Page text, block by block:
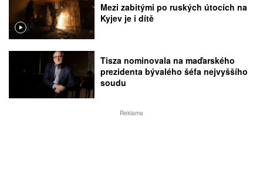
Mezi zabitými po ruských útocích na
Kyjev je i dítě
Tisza nominovala na maďarského
prezidenta bývalého šéfa nejvyššího
soudu
Reklama